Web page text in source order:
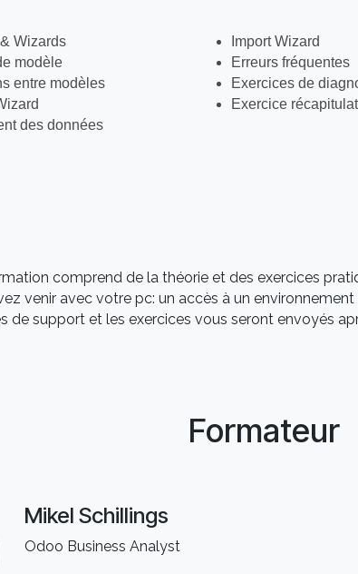
Wizards
modèle
entre modèles
des données
Import Wizard
Erreurs fréquentes
Exercices de
Exercice
comprend de la théorie et des exercices
venir avec votre pc: un accès à un
de support et les exercices vous seront envoyés
Formateur
Mikel Schillings
Odoo Business Analyst